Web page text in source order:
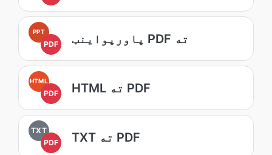
PPT
PDF پاورپواینټ PDF ته
HTML
PDF HTML ته PDF
TXT
PDF
TXT ته PDF